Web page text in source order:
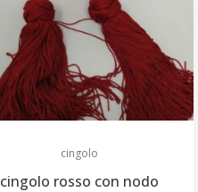
cingolo
cingolo rosso con nodo